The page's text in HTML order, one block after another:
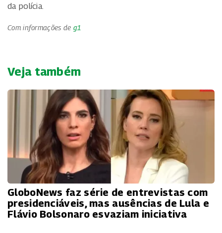
da polícia.
Com informações de g1
Veja também
GloboNews faz série de entrevistas com
presidenciáveis, mas ausências de Lula e
Flávio Bolsonaro esvaziam iniciativa